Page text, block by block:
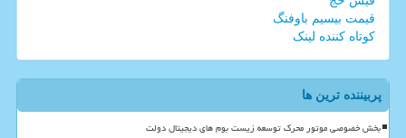
قیمت بیسیم باوفنگ
کوتاه کننده لینک
پربیننده ترین ها
بخش خصوصی موتور محرک توسعه زیست بوم های دیجیتال دولت